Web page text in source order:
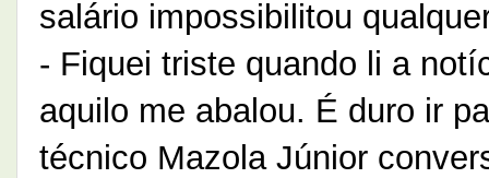
salário impossibilitou
- Fiquei triste quando li a
aquilo me abalou. É duro ir
técnico Mazola Júnior